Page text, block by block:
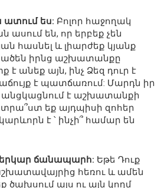
ես: Բոլոր հաջողակ
ասում են, որ երբեք չեն
հասնել և լիարժեք կյանք
իրնց աշխատանքը
է անեք այն, ինչ Ձեզ դուր է
է պատճառում: Մարդն իր
անցկացնում է աշխատանքի
եք այդպիսի զոհեր
է ՝ ինչի՞ համար են
ճանապարհ: Եթե ​​Դուք
հեռու և ամեն
ծախսում այս ու այն կողմ